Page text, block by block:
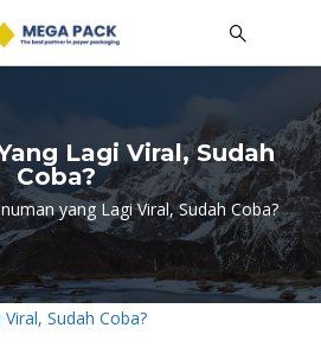
Lagi Viral, Sudah
Coba?
yang Lagi Viral, Sudah Coba?